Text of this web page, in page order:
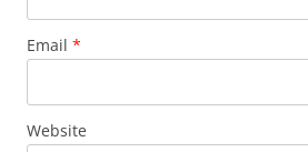
Email *
Website